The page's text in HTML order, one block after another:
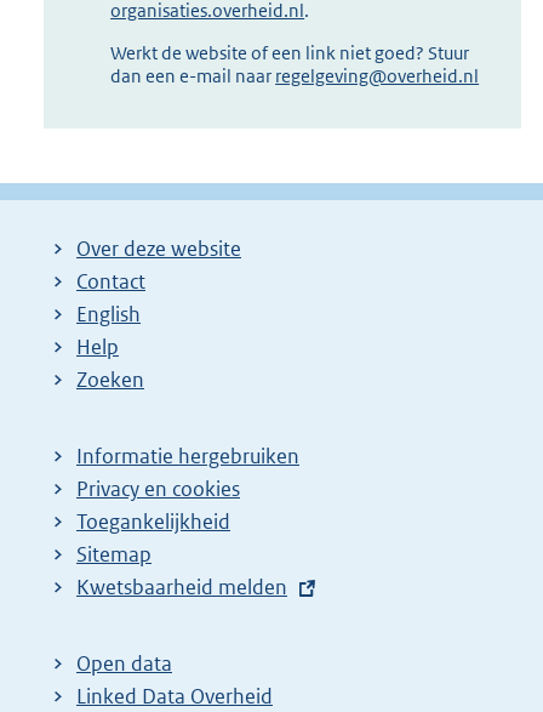
organisaties.overheid.nl.
Werkt de website of een link niet goed? Stuur
dan een e-mail naar regelgeving@overheid.nl
Over deze website
Contact
English
Help
Zoeken
Informatie hergebruiken
Privacy en cookies
Toegankelijkheid
Sitemap
E
t
e
Kwetsbaarheid melden
Open data
Linked Data Overheid